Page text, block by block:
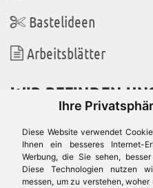
Ihre
Diese Website verwendet
Ihnen ein besseres Internet-
Werbung, die Sie sehen,
Diese Technologien nutzen
messen, um zu verstehen,
Bastelideen
Arbeitsblätter
WIR BEFINDEN
Es gibt uns auch in